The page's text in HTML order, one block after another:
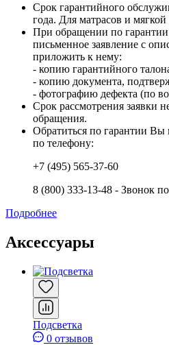
Срок гарантийного
года. Для матрасов и
При обращении по
письменное заявление с
приложить к нему:
- копию гарантийного
- копию документа,
- фотографию дефекта (по
Срок рассмотрения заявки
обращения.
Обратиться по гарантии Вы
по телефону:
+7 (495) 565-37-60
8 (800) 333-13-48 - Звонок
Подробнее
Аксессуары
Подсветка
0 отзывов